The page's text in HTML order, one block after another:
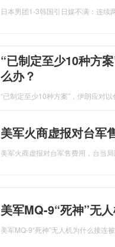
日本男团1-3韩国引日媒不满：连续
“已制定至少10种方
么办？
“已制定至少10种方案”，伊朗应对
美军火商虚报对台军
美军火商虚报对台军售费用，台当
美军MQ-9“死神”无
美军MQ-9“死神”无人机为什么接连